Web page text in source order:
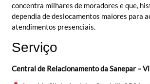
concentra milhares de moradores e que,
dependia de deslocamentos maiores para
atendimentos presenciais.
Serviço
Central de Relacionamento da Sanepar –